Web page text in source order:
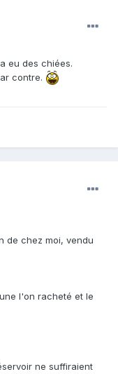
eu des chiées.
contre.
de chez moi, vendu
l'on racheté et le
ne suffiraient